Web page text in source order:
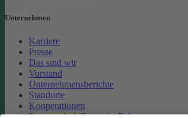
Unternehmen
Karriere
Presse
Das sind wir
Vorstand
Unternehmensberichte
Standorte
Kooperationen